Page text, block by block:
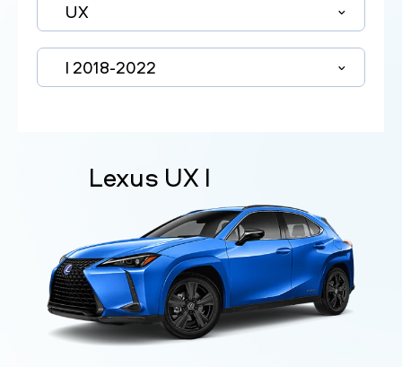
UX
I 2018-2022
Lexus UX I